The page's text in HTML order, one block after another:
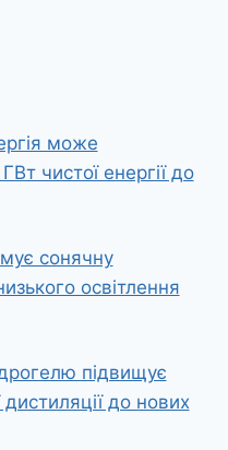
може
чистої енергії до
сонячну
освітлення
підвищує
до нових